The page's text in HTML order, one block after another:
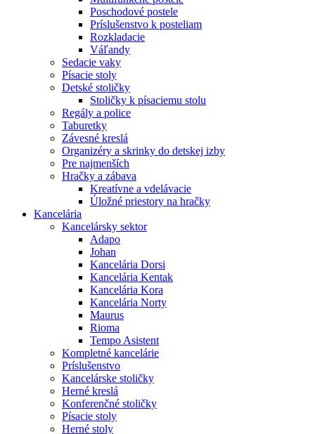
Poschodové postele
Príslušenstvo k posteliam
Rozkladacie
Váľandy
Sedacie vaky
Písacie stoly
Detské stoličky
Stoličky k písaciemu stolu
Regály a police
Taburetky
Závesné kreslá
Organizéry a skrinky do detskej izby
Pre najmenších
Hračky a zábava
Kreatívne a vdelávacie
Úložné priestory na hračky
Kancelária
Kancelársky sektor
Adapo
Johan
Kancelária Dorsi
Kancelária Kentak
Kancelária Kora
Kancelária Norty
Maurus
Rioma
Tempo Asistent
Kompletné kancelárie
Príslušenstvo
Kancelárske stoličky
Herné kreslá
Konferenčné stoličky
Písacie stoly
Herné stoly